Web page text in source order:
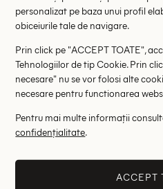
29.83 lei 165.00 lei
W31/L34
personalizat pe baza unui profil
obiceiurile tale de navigare.
Prin click pe "ACCEPT TOATE",
Tehnologiilor de tip Cookie. Prin
necesare" nu se vor folosi alte
necesare pentru functionarea
Pentru mai multe informații
confidențialitate.
ACCEPT